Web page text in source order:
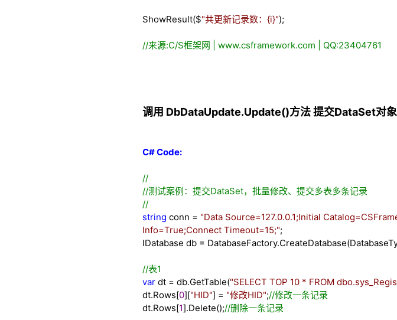
ShowResult($"共更新记录数：{i}");
//来源:C/S框架网 | www.csframework.com | QQ:23404761
调用 DbDataUpdate.Update()方法 提交DataSet对象
C# Code:
//
//测试案例：提交DataSet，批量修改、提交多表多条记录
//
string conn = "Data Source=127.0.0.1;Initial
Info=True;Connect Timeout=15;";
IDatabase db =
//表1
var dt = db.GetTable("SELECT TOP 10 * FROM
dt.Rows[0]["HID"] = "修改HID";//修改一条记录
dt.Rows[1].Delete();//删除一条记录